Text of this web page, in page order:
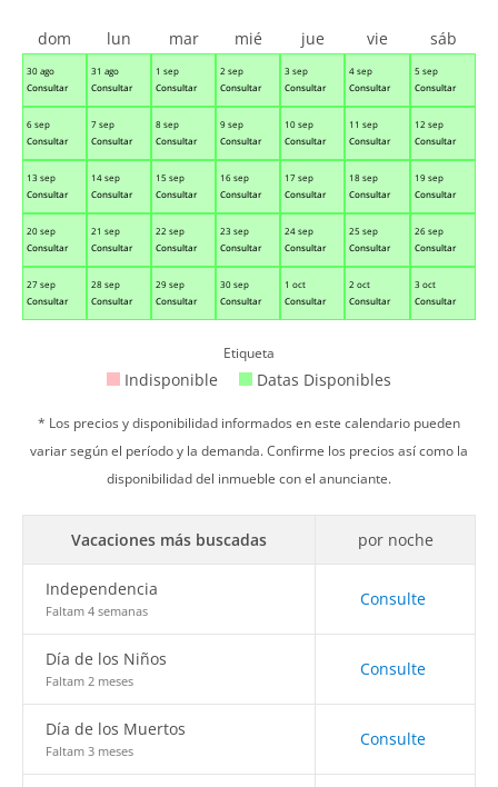
30 ago
Consultar
31 ago
Consultar
1 sep
Consultar
2 sep
Consultar
3 sep
Consultar
4 sep
Consultar
5 sep
Consultar
6 sep
Consultar
7 sep
Consultar
8 sep
Consultar
9 sep
Consultar
10 sep
Consultar
11 sep
Consultar
12 sep
Consultar
13 sep
Consultar
14 sep
Consultar
15 sep
Consultar
16 sep
Consultar
17 sep
Consultar
18 sep
Consultar
19 sep
Consultar
20 sep
Consultar
21 sep
Consultar
22 sep
Consultar
23 sep
Consultar
24 sep
Consultar
25 sep
Consultar
26 sep
Consultar
27 sep
Consultar
28 sep
Consultar
29 sep
Consultar
30 sep
Consultar
1 oct
Consultar
2 oct
Consultar
3 oct
Consultar
dom lun mar mié jue vie sáb
Etiqueta
Indisponible Datas Disponibles
* Los precios y disponibilidad informados en este calendario pueden
variar según el período y la demanda. Confirme los precios así como la
disponibilidad del inmueble con el anunciante.
Vacaciones más buscadas por noche
Independencia
Faltam 4 semanas
Consulte
Día de los Niños
Faltam 2 meses
Consulte
Día de los Muertos
Faltam 3 meses
Consulte